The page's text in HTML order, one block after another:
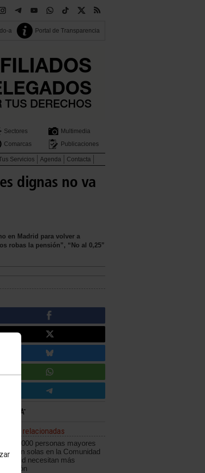
a Portal de Transparencia
Sectores
Multimedia
Comarcas Publicaciones
Servicios Agenda Contacta
dignas no va
en Madrid para volver a
robas la pensión”, “No al 0,25”
relacionadas
230.000 personas mayores
viven solas en la Comunidad
Madrid necesitan más